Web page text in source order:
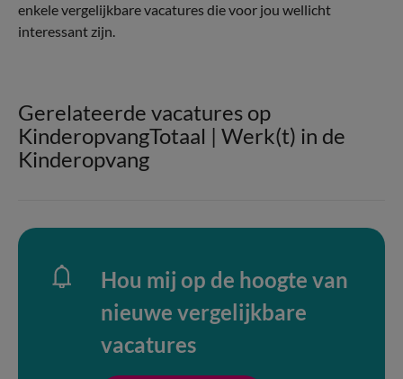
enkele vergelijkbare vacatures die voor jou wellicht
interessant zijn.
Gerelateerde vacatures op
KinderopvangTotaal | Werk(t) in de
Kinderopvang
Hou mij op de hoogte van
nieuwe vergelijkbare
vacatures